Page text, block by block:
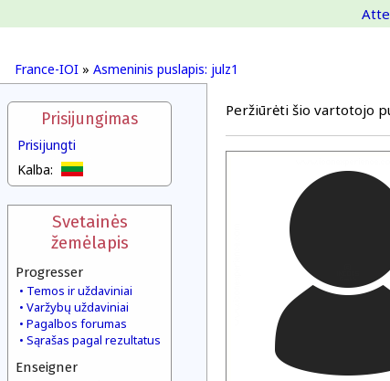
France-IOI » Asmeninis puslapis: julz1
Prisijungimas
Prisijungti
Kalba:
Svetainės
žemėlapis
Progresser
Temos ir uždaviniai
Varžybų uždaviniai
Pagalbos forumas
Sąrašas pagal rezultatus
Enseigner
Peržiūrėti šio vartotojo